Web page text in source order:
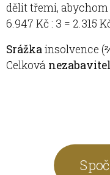
dělit třemi,
6.947 Kč : 3 = 2.315
Srážkainsolvence
Celková